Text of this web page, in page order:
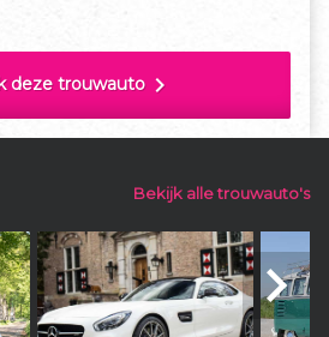
deze trouwauto chevron_right
Bekijk alle trouwauto's
navigate_next